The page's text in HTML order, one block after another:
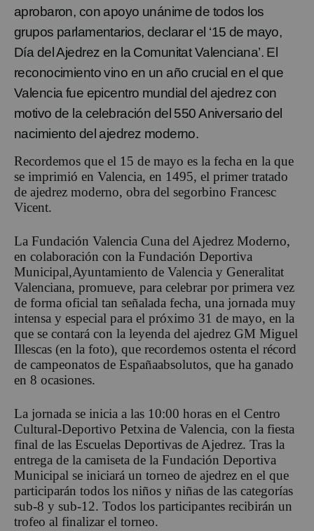
aprobaron, con apoyo unánime de todos los
grupos parlamentarios, declarar el ‘15 de mayo,
Día del Ajedrez en la Comunitat Valenciana’. El
reconocimiento vino en un año crucial en el que
Valencia fue epicentro mundial del ajedrez con
motivo de la ce lebración del 550 Aniversario del
nacimiento del ajedrez moderno.
Recordemos que el 15 de mayo es la fecha en la que
se imprimió en Valencia, en 1495, el primer tratado
de ajedrez moderno, obra del segorbino Francesc
Vicent.
La Fundación Valencia Cuna del Ajedrez Moderno,
en colaboración con la Fundación Deportiva
Municipal,Ayuntamiento de Valencia y Generalitat
Valenciana, promueve, para celebrar por primera vez
de forma oficial tan señalada fecha, una jornada muy
intensa y especial para el próximo 31 de mayo, en la
que se contará con la leyenda del ajedrez GM Miguel
Illescas (en la foto), que recordemos ostenta el récord
de campeonatos de Españaabsolutos, que ha ganado
en 8 ocasiones.
La jornada se inicia a las 10:00 horas en el Centro
Cultural-Deportivo Petxina de Valencia, con la fiesta
final de las Escuelas Deportivas de Ajedrez. Tras la
entrega de la camiseta de la Fundación Deportiva
Municipal se iniciará un torneo de ajedrez en el que
participarán todos los niños y niñas de las categorías
sub-8 y sub-12. Todos los participantes recibirán un
trofeo al finalizar el torneo.